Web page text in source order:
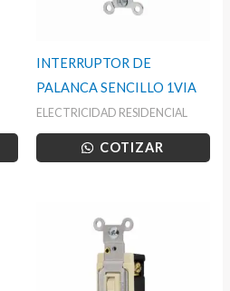
INTERRUPTOR DE
PALANCA SENCILLO 1VIA
ELECTRICIDAD RESIDENCIAL
COTIZAR